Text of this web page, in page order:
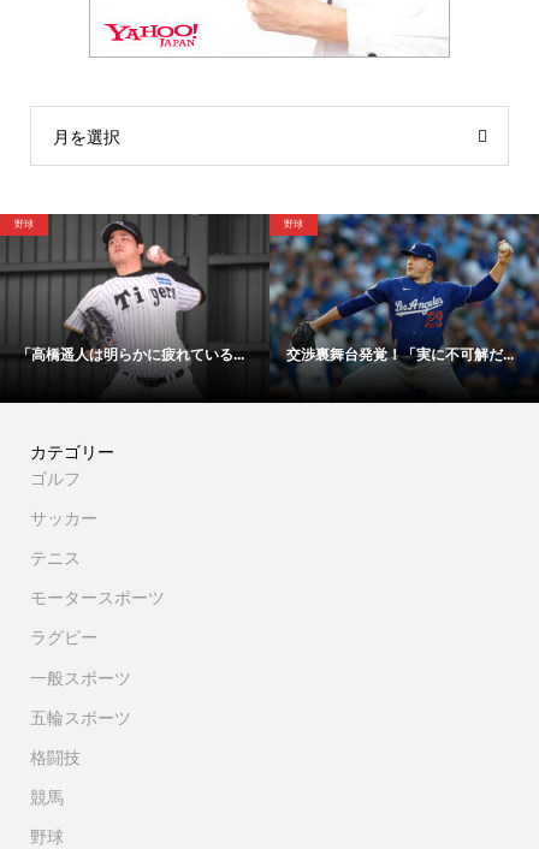
月を選択
野球
「高橋遥人は明らかに疲れている...
野球
交渉裏舞台発覚！「実に不可解だ...
カテゴリー
ゴルフ
サッカー
テニス
モータースポーツ
ラグビー
一般スポーツ
五輪スポーツ
格闘技
競馬
野球